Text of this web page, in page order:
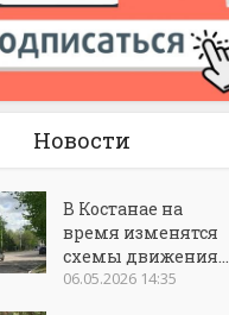
Новости
В Костанае на
время изменятся
схемы движения...
06.05.2026 14:35